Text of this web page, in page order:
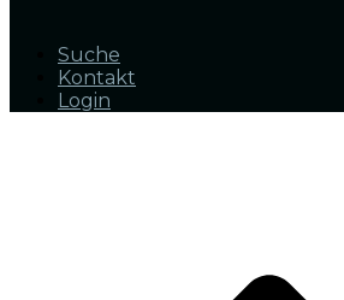
Suche
Kontakt
Login